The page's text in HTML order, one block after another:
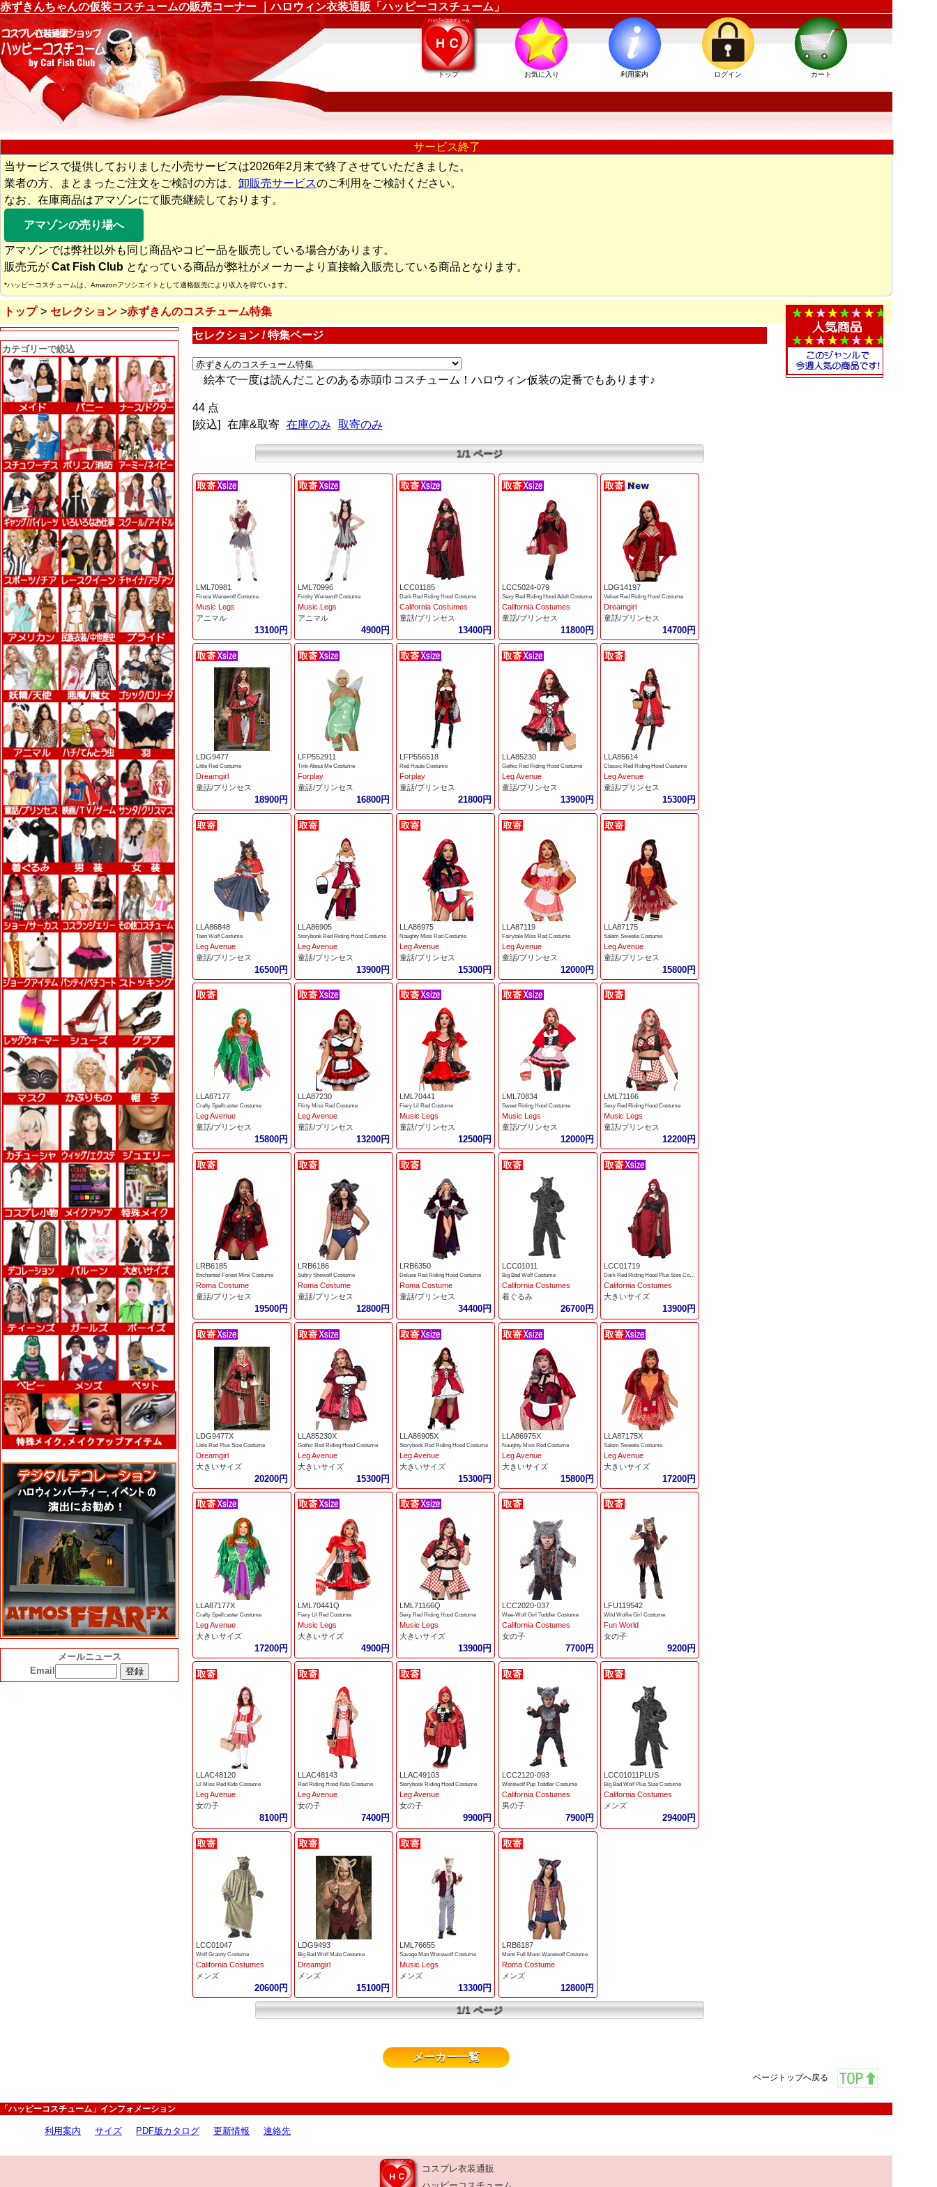
赤ずきんちゃんの仮装コスチュームの販売コーナー ｜ハロウィン衣装通販「ハッピーコスチューム」
トップ お気に入り 利用案内 ログイン カート
サービス終了
当サービスで提供しておりました小売サービスは2026年2月末で終了させていただきました。
業者の方、まとまったご注文をご検討の方は、 卸販売サービスのご利用をご検討ください。
なお、在庫商品はアマゾンにて販売継続しております。
アマゾンの売り場へ
アマゾンでは弊社以外も同じ商品やコピー品を販売している場合があります。
販売元が Cat Fish Club となっている商品が弊社がメーカーより直接輸入販売している商品となります。
*ハッピーコスチュームは、Amazonアソシエイトとして適格販売により収入を得ています。
トップ セレクション 赤ずきんのコスチューム特集
カテゴリーで絞込
メールニュース
Email
セレクション / 特集ページ
絵本で一度は読んだことのある赤頭巾コスチューム！ハロウィン仮装の定番でもあります♪
44 点
[絞込]
在庫&取寄 在庫のみ 取寄のみ
1/1 ページ
LML70981
Firece Werewolf Costume
Music Legs
アニマル
13100円
LML70996
Frisky Werewolf Costume
Music Legs
アニマル
4900円
LCC01185
Dark Red Riding Hood Costume
California Costumes
童話/プリンセス
13400円
LCC5024-079
Sexy Red Riding Hood Adult Costume
California Costumes
童話/プリンセス
11800円
LDG14197
Velvet Red Riding Hood Costume
Dreamgirl
童話/プリンセス
14700円
LDG9477
Little Red Costume
Dreamgirl
童話/プリンセス
18900円
LFP552911
Tink About Me Costume
Forplay
童話/プリンセス
16800円
LFP556518
Red Haute Costume
Forplay
童話/プリンセス
21800円
LLA85230
Gothic Red Riding Hood Costume
Leg Avenue
童話/プリンセス
13900円
LLA85614
Classic Red Riding Hood Costume
Leg Avenue
童話/プリンセス
15300円
LLA86848
Teen Wolf Costume
Leg Avenue
童話/プリンセス
16500円
LLA86905
Storybook Red Riding Hood Costume
Leg Avenue
童話/プリンセス
13900円
LLA86975
Naughty Miss Red Costume
Leg Avenue
童話/プリンセス
15300円
LLA87119
Fairytale Miss Red Costume
Leg Avenue
童話/プリンセス
12000円
LLA87175
Salem Sweetie Costume
Leg Avenue
童話/プリンセス
15800円
LLA87177
Crafty Spellcaster Costume
Leg Avenue
童話/プリンセス
15800円
LLA87230
Flirty Miss Red Costume
Leg Avenue
童話/プリンセス
13200円
LML70441
Fiery Lil Red Costume
Music Legs
童話/プリンセス
12500円
LML70834
Sweet Riding Hood Costume
Music Legs
童話/プリンセス
12000円
LML71166
Sexy Red Riding Hood Costume
Music Legs
童話/プリンセス
12200円
LRB6185
Enchanted Forest Minx Costume
Roma Costume
童話/プリンセス
19500円
LRB6186
Sultry Shewolf Costume
Roma Costume
童話/プリンセス
12800円
LRB6350
Deluxe Red Riding Hood Costume
Roma Costume
童話/プリンセス
34400円
LCC01011
Big Bad Wolf Costume
California Costumes
着ぐるみ
26700円
LCC01719
Dark Red Riding Hood Plus Size Costume
California Costumes
大きいサイズ
13900円
LDG9477X
Little Red Plus Size Costume
Dreamgirl
大きいサイズ
20200円
LLA85230X
Gothic Red Riding Hood Costume
Leg Avenue
大きいサイズ
15300円
LLA86905X
Storybook Red Riding Hood Costume
Leg Avenue
大きいサイズ
15300円
LLA86975X
Naughty Miss Red Costume
Leg Avenue
大きいサイズ
15800円
LLA87175X
Salem Sweetie Costume
Leg Avenue
大きいサイズ
17200円
LLA87177X
Crafty Spellcaster Costume
Leg Avenue
大きいサイズ
17200円
LML70441Q
Fiery Lil Red Costume
Music Legs
大きいサイズ
4900円
LML71166Q
Sexy Red Riding Hood Costume
Music Legs
大きいサイズ
13900円
LCC2020-037
Wee-Wolf Girl Toddler Costume
California Costumes
女の子
7700円
LFU119542
Wild Wolfie Girl Costume
Fun World
女の子
9200円
LLAC48120
Lil Miss Red Kids Costume
Leg Avenue
女の子
8100円
LLAC48143
Red Riding Hood Kids Costume
Leg Avenue
女の子
7400円
LLAC49103
Storybook Riding Hood Costume
Leg Avenue
女の子
9900円
LCC2120-093
Werewolf Pup Toddler Costume
California Costumes
男の子
7900円
LCC01011PLUS
Big Bad Wolf Plus Size Costume
California Costumes
メンズ
29400円
LCC01047
Wolf Granny Costume
California Costumes
メンズ
20600円
LDG9493
Big Bad Wolf Male Costume
Dreamgirl
メンズ
15100円
LML76655
Savage Man Werewolf Costume
Music Legs
メンズ
13300円
LRB6187
Mens Full Moon Warewolf Costume
Roma Costume
メンズ
12800円
1/1 ページ
メーカー一覧
ページトップへ戻る
「ハッピーコスチューム」インフォメーション
利用案内 サイズ PDF版カタログ 更新情報 連絡先
コスプレ衣装通販